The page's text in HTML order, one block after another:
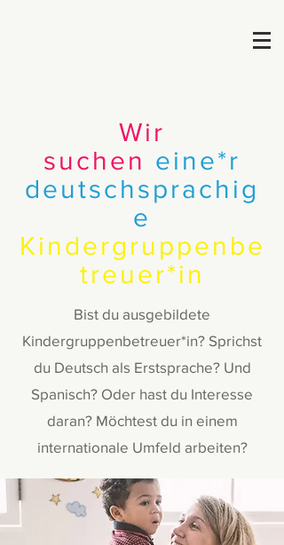
Wir
suchen eine*r
deutschsprachig
e
Kindergruppenbe
treuer*in
Bist du ausgebildete
Kindergruppenbetreuer*in? Sprichst
du Deutsch als Erstsprache? Und
Spanisch? Oder hast du Interesse
daran? Möchtest du in einem
internationale Umfeld arbeiten?